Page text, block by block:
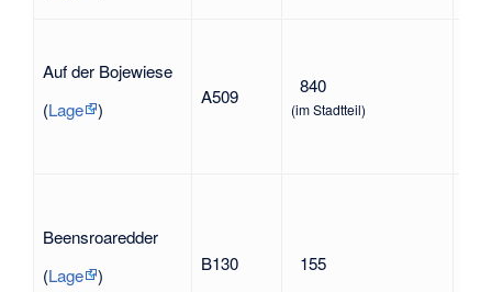
Auf der Bojewiese
(Lage )
A509 840
(im Stadtteil)
Beensroaredder
(Lage )
B130 155